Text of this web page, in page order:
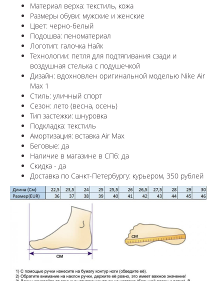
Материал верха: текстиль, кожа
Размеры обуви: мужские и женские
Цвет: черно-белый
Подошва: пеноматериал
Логотип: галочка Найк
Технологии: петля для подтягивания сзади и
воздушная стелька с подушечкой
Дизайн: вдохновлен оригинальной моделью Nike Air
Max 1
Стиль: уличный спорт
Сезон: лето (весна, осень)
Тип застежки: шнуровка
Подкладка: текстиль
Амортизация: вставка Air Max
Беговые: да
Наличие в магазине в СПб: да
Скидка - да
Доставка по Санкт-Петербургу: курьером, 350 рублей